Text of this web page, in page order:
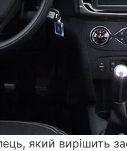
який вирішить